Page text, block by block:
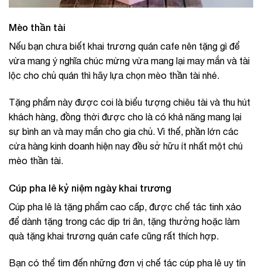
Mèo thần tài
Nếu bạn chưa biết khai trương quán cafe nên tặng gì để
vừa mang ý nghĩa chúc mừng vừa mang lại may mắn và tài
lộc cho chủ quán thì hãy lựa chọn mèo thần tài nhé.
Tặng phẩm này được coi là biểu tượng chiêu tài và thu hút
khách hàng, đồng thời được cho là có khả năng mang lại
sự bình an và may mắn cho gia chủ. Vì thế, phần lớn các
cửa hàng kinh doanh hiện nay đều sở hữu ít nhất một chú
mèo thần tài.
Cúp pha lê kỷ niệm ngày khai trương
Cúp pha lê là tặng phẩm cao cấp, được chế tác tinh xảo
để dành tặng trong các dịp tri ân, tặng thưởng hoặc làm
quà tặng khai trương quán cafe cũng rất thích hợp.
Bạn có thể tìm đến những đơn vị chế tác cúp pha lê uy tín